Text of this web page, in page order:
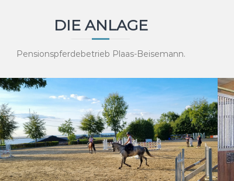
DIE ANLAGE
Pensionspferdebetrieb Plaas-Beisemann.